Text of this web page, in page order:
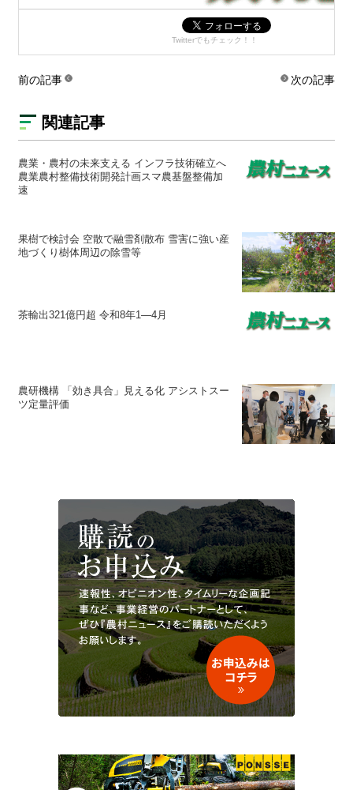
Twitterでもチェック！！
前の記事 次の記事
関連記事
農業・農村の未来支える インフラ技術確立へ
農業農村整備技術開発計画スマ農基盤整備加
速
果樹で検討会 空散で融雪剤散布 雪害に強い産
地づくり樹体周辺の除雪等
茶輸出321億円超 令和8年1―4月
農研機構 「効き具合」見える化 アシストスー
ツ定量評価